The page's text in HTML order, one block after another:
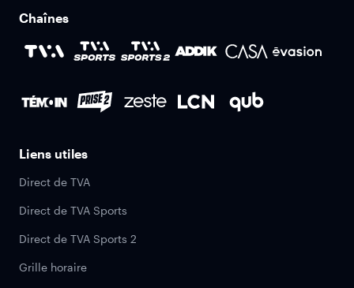
Chaînes
Liens utiles
Direct de TVA
Direct de TVA Sports
Direct de TVA Sports 2
Grille horaire